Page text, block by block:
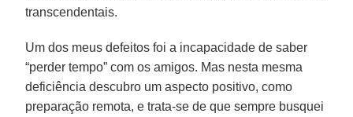
transcendentais.
Um dos meus defeitos foi a incapacidade de saber
“perder tempo” com os amigos. Mas nesta mesma
deficiência descubro um aspecto positivo, como
preparação remota, e trata-se de que sempre busquei